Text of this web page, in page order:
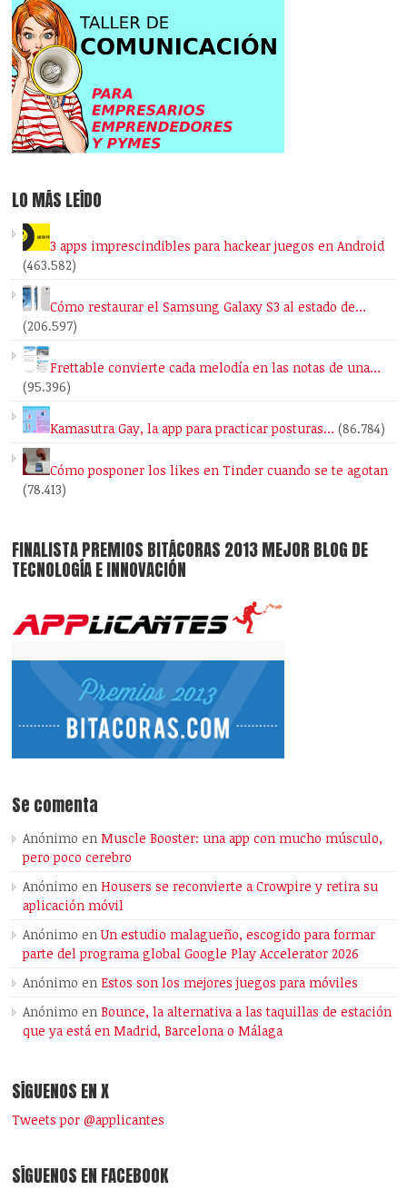
LO MÁS LEÍDO
3 apps imprescindibles para hackear juegos en Android
(463.582)
Cómo restaurar el Samsung Galaxy S3 al estado de…
(206.597)
Frettable convierte cada melodía en las notas de una…
(95.396)
Kamasutra Gay, la app para practicar posturas… (86.784)
Cómo posponer los likes en Tinder cuando se te agotan
(78.413)
FINALISTA PREMIOS BITÁCORAS 2013 MEJOR BLOG DE
TECNOLOGÍA E INNOVACIÓN
Se comenta
Anónimo enMuscle Booster: una app con mucho músculo,
pero poco cerebro
Anónimo enHousers se reconvierte a Crowpire y retira su
aplicación móvil
Anónimo enUn estudio malagueño, escogido para formar
parte del programa global Google Play Accelerator 2026
Anónimo enEstos son los mejores juegos para móviles
Anónimo enBounce, la alternativa a las taquillas de estación
que ya está en Madrid, Barcelona o Málaga
SÍGUENOS EN X
Tweets por @applicantes
SÍGUENOS EN FACEBOOK